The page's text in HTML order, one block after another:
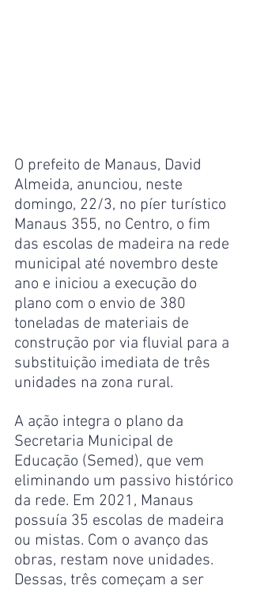
O prefeito de Manaus, David
Almeida, anunciou, neste
domingo, 22/3, no píer turístico
Manaus 355, no Centro, o fim
das escolas de madeira na rede
municipal até novembro deste
ano e iniciou a execução do
plano com o envio de 380
toneladas de materiais de
construção por via fluvial para a
substituição imediata de três
unidades na zona rural.
A ação integra o plano da
Secretaria Municipal de
Educação (Semed), que vem
eliminando um passivo histórico
da rede. Em 2021, Manaus
possuía 35 escolas de madeira
ou mistas. Com o avanço das
obras, restam nove unidades.
Dessas, três começam a ser